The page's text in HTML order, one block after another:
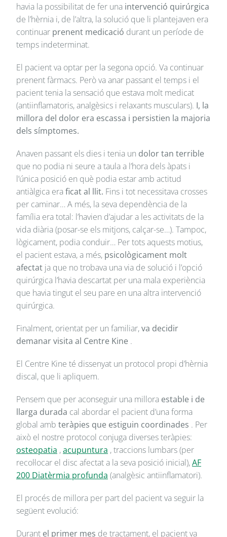
havia la possibilitat de fer una intervenció quirúrgica
de l’hèrnia i, de l’altra, la solució que li plantejaven era
continuar prenent medicació durant un període de
temps indeterminat.
El pacient va optar per la segona opció. Va continuar
prenent fàrmacs. Però va anar passant el temps i el
pacient tenia la sensació que estava molt medicat
(antiinflamatoris, analgèsics i relaxants musculars). I, la
millora del dolor era escassa i persistien la majoria
dels símptomes.
Anaven passant els dies i tenia un dolor tan terrible
que no podia ni seure a taula a l’hora dels àpats i
l’única posició en què podia estar amb actitud
antiàlgica eraficat al llit. Fins i tot necessitava crosses
per caminar… A més, la seva dependència de la
família era total: l’havien d’ajudar a les activitats de la
vida diària (posar-se els mitjons, calçar-se…). Tampoc,
lògicament, podia conduir… Per tots aquests motius,
el pacient estava, a més, psicològicament molt
afectatja que no trobava una via de solució i l’opció
quirúrgica l’havia descartat per una mala experiència
que havia tingut el seu pare en una altra intervenció
quirúrgica.
Finalment, orientat per un familiar,va decidir
demanar visita al Centre Kine .
El Centre Kine té dissenyat un protocol propi d’hèrnia
discal, que li apliquem.
Pensem que per aconseguir una millora estable i de
llarga durada cal abordar el pacient d’una forma
global amb teràpies que estiguin coordinades . Per
això el nostre protocol conjuga diverses teràpies:
osteopatia ,acupuntura , traccions lumbars (per
recol·locar el disc afectat a la seva posició inicial),AF
200 Diatèrmia profunda (analgèsic antiinflamatori).
El procés de millora per part del pacient va seguir la
següent evolució:
Durant el primer mes de tractament, el pacient va